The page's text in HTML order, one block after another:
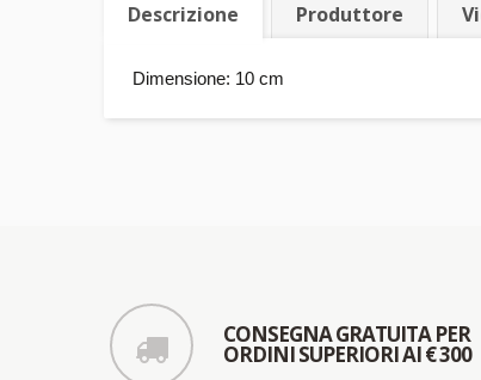
Descrizione Produttore
Dimensione: 10 cm
CONSEGNA GRATUITA PER
ORDINI SUPERIORI AI € 300